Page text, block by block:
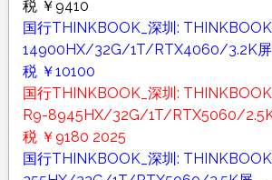
税 ￥9410
国行THINKBOOK_深圳:
14900HX/32G/1T/RTX4060/3.2K
税 ￥10100
国行THINKBOOK_深圳:
R9-8945HX/32G/1T/RTX5060/
税 ￥9180 2025
国行THINKBOOK_深圳: